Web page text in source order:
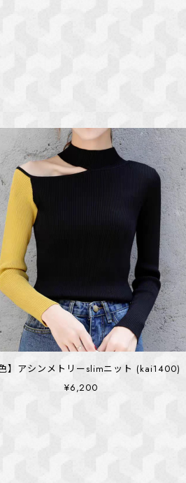
】アシンメトリーslimニット (kai1400)
¥6,200